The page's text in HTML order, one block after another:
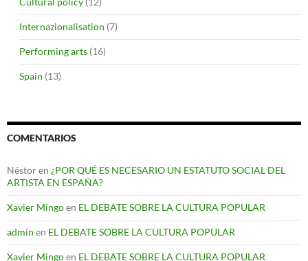
Internazionalisation (7)
Performing arts (16)
Spain (13)
COMENTARIOS
Néstoren ¿POR QUÉ ES NECESARIO UN ESTATUTO SOCIAL DEL
ARTISTA EN ESPAÑA?
Xavier Mingoen EL DEBATE SOBRE LA CULTURA POPULAR
admin en EL DEBATE SOBRE LA CULTURA POPULAR
Xavier Mingoen EL DEBATE SOBRE LA CULTURA POPULAR